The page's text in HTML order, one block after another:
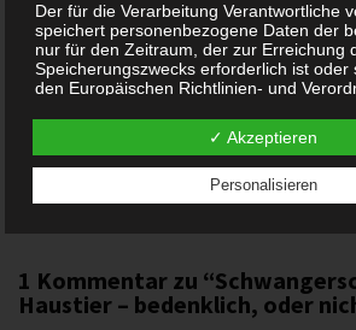
Geburt im Auto – wie
Beitragsnavigation
← LEGO Speed Champions 1985 Audi
(76897) für nur 14,99 Euro
Bis zu 44 Prozent
1 Kommentar zu “
Haustier – bedenklich, oder
Der für die Verarbeitung Verantwortliche
speichert personenbezogene Daten der
nur für den Zeitraum, der zur Erreichung
Speicherungszwecks erforderlich ist oder
den Europäischen Richtlinien- und
Entfällt der Speicherungszweck oder läuft
Europäischen Richtlinien- und
Vorschriften gesperrt oder gelöscht.
Rechte der betroffenen Person
✓ Akzeptieren
Personalisieren